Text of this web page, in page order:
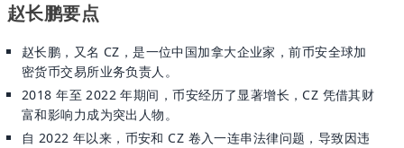
赵长鹏要点
赵长鹏，又名 CZ，是一位中国加拿大企业家，前币安全球加
密货币交易所业务负责人。
2018 年至 2022 年期间，币安经历了显著增长，CZ 凭借其财
富和影响力成为突出人物。
自 2022 年以来，币安和 CZ 卷入一连串法律问题，导致因违